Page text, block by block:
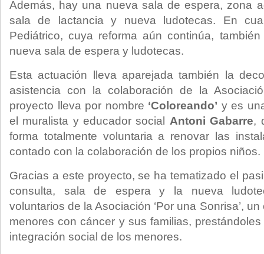
Además, hay una nueva sala de espera, zona
sala de lactancia y nueva ludotecas. En
Pediátrico, cuya reforma aún continúa,
nueva sala de espera y ludotecas.
Esta actuación lleva aparejada también la
asistencia con la colaboración de la
proyecto lleva por nombre ‘Coloreando’ y es
el muralista y educador social Antoni Gabarre,
forma totalmente voluntaria a renovar las
contado con la colaboración de los propios niños.
Gracias a este proyecto, se ha tematizado el
consulta, sala de espera y la nueva
voluntarios de la Asociación ‘Por una Sonrisa’,
menores con cáncer y sus familias,
integración social de los menores.